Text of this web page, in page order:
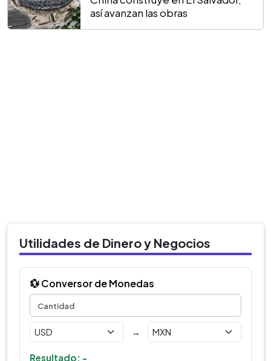
así avanzan las obras
Utilidades de Dinero y Negocios
💱 Conversor de Monedas
→
Resultado: -